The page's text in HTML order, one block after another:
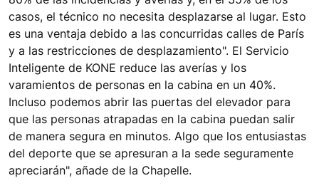
casos, el técnico no necesita desplazarse al lugar. Esto
es una ventaja debido a las concurridas calles de París
y a las restricciones de desplazamiento". El Servicio
Inteligente de KONE reduce las averías y los
varamientos de personas en la cabina en un 40%.
Incluso podemos abrir las puertas del elevador para
que las personas atrapadas en la cabina puedan salir
de manera segura en minutos. Algo que los entusiastas
del deporte que se apresuran a la sede seguramente
apreciarán", añade de la Chapelle.